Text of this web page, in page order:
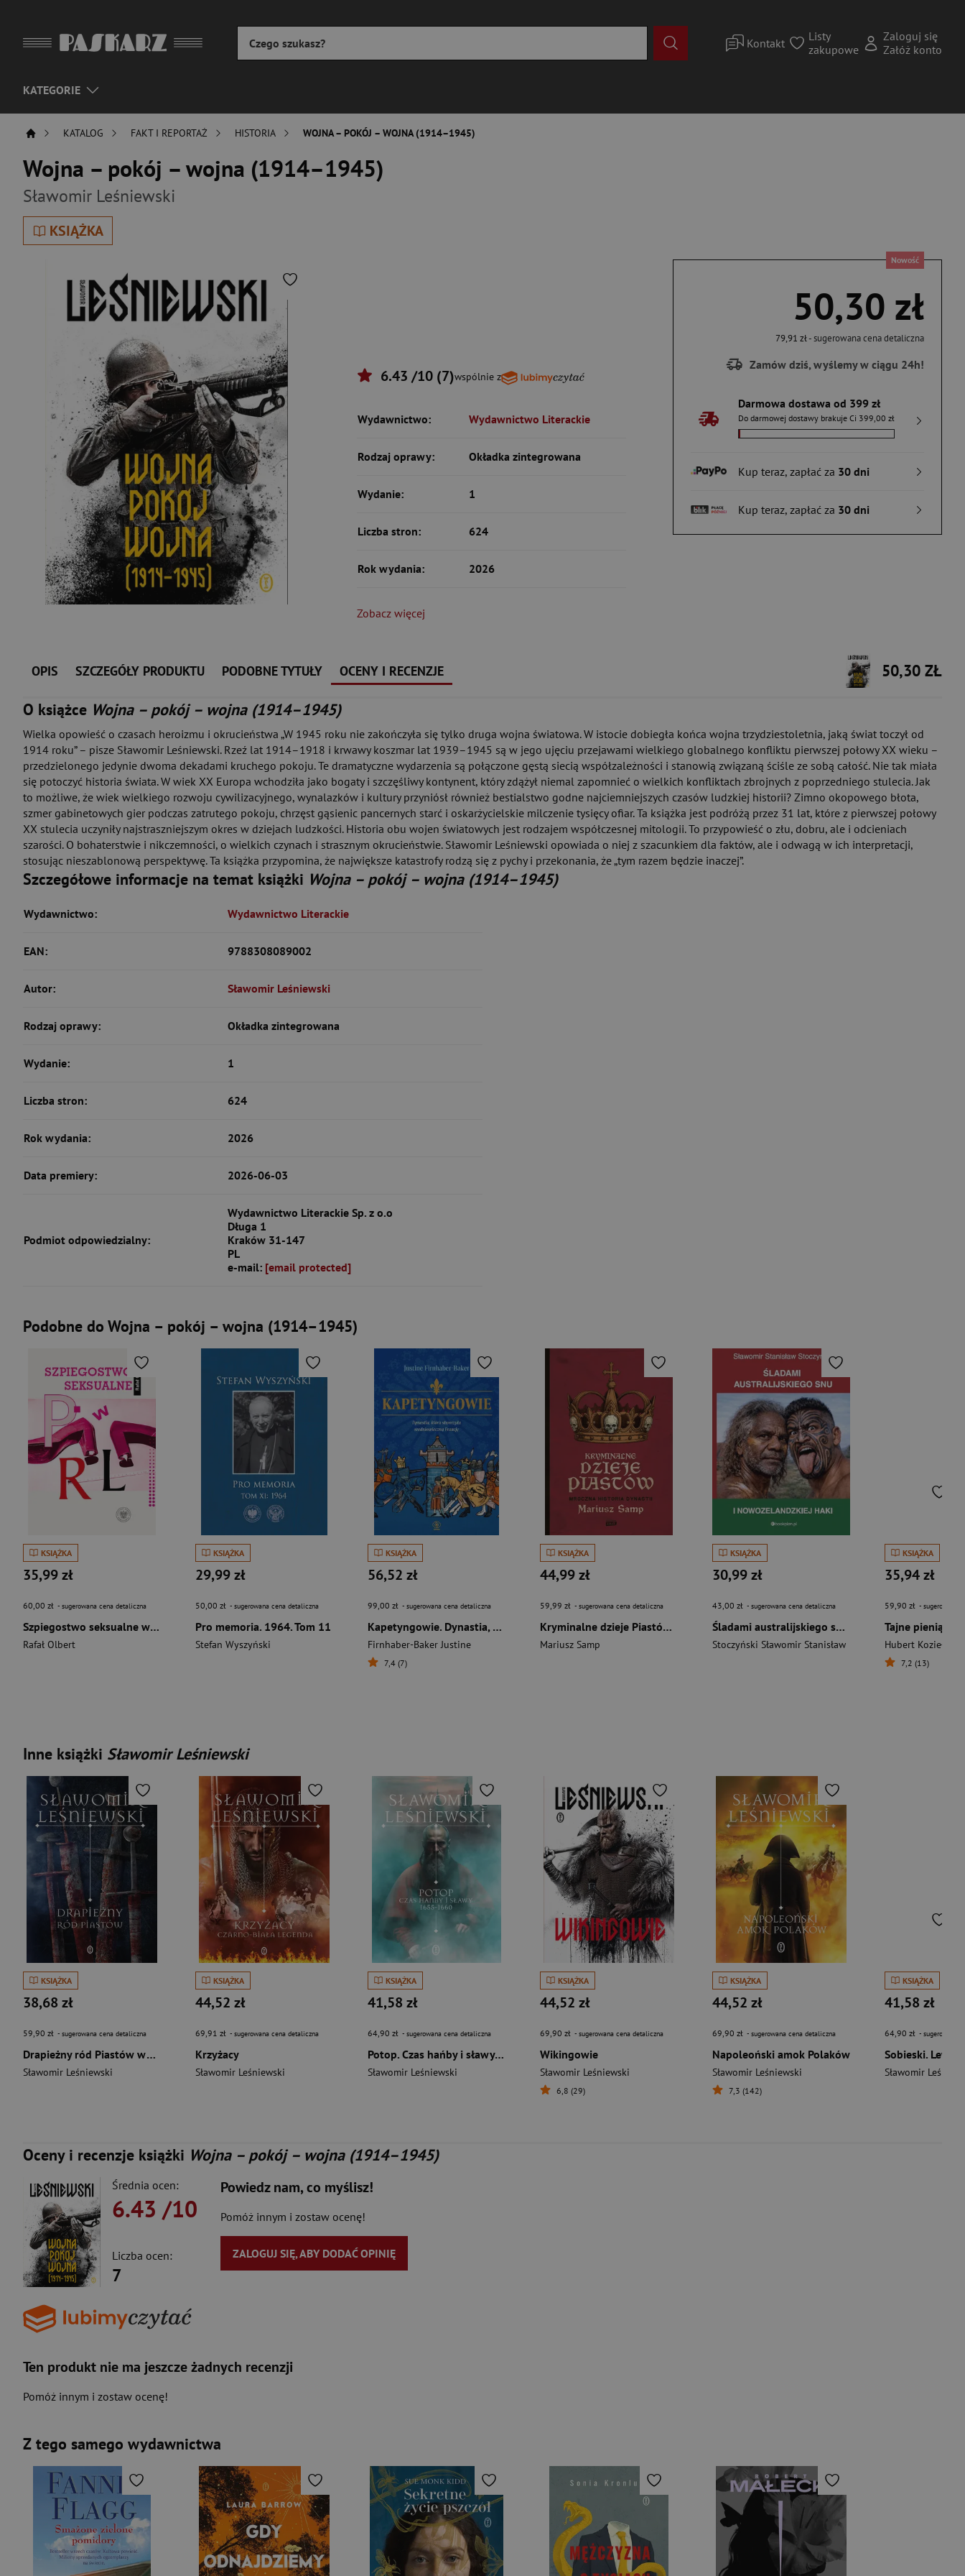
Kontakt
Listy
zakupowe
Zaloguj się
Załóż konto
KATEGORIE
KATALOG FAKT I REPORTAŻ HISTORIA WOJNA – POKÓJ – WOJNA (1914–1945)
Wojna – pokój – wojna (1914–1945)
Sławomir Leśniewski
KSIĄŻKA
Nowość
50,30 zł
79,91 zł- sugerowana cena detaliczna
Zamów dziś, wyślemy w ciągu 24h!
Darmowa dostawa od 399 zł
Do darmowej dostawy brakuje Ci 399,00 zł
Kup teraz, zapłać za 30 dni
Kup teraz, zapłać za 30 dni
6.43 /10 (7)wspólnie z
Wydawnictwo: Wydawnictwo Literackie
Rodzaj oprawy: Okładka zintegrowana
Wydanie: 1
Liczba stron: 624
Rok wydania: 2026
Zobacz więcej
OPIS SZCZEGÓŁY PRODUKTU PODOBNE TYTUŁY OCENY I RECENZJE
50,30 ZŁ
O książce Wojna – pokój – wojna (1914–1945)
Wielka opowieść o czasach heroizmu i okrucieństwa „W 1945 roku nie zakończyła się tylko druga wojna światowa. W istocie dobiegła końca wojna trzydziestoletnia, jaką świat toczył od
1914 roku” – pisze Sławomir Leśniewski. Rzeź lat 1914–1918 i krwawy koszmar lat 1939–1945 są w jego ujęciu przejawami wielkiego globalnego konfliktu pierwszej połowy XX wieku –
przedzielonego jedynie dwoma dekadami kruchego pokoju. Te dramatyczne wydarzenia są połączone gęstą siecią współzależności i stanowią związaną ściśle ze sobą całość. Nie tak miała
się potoczyć historia świata. W wiek XX Europa wchodziła jako bogaty i szczęśliwy kontynent, który zdążył niemal zapomnieć o wielkich konfliktach zbrojnych z poprzedniego stulecia. Jak
to możliwe, że wiek wielkiego rozwoju cywilizacyjnego, wynalazków i kultury przyniósł również bestialstwo godne najciemniejszych czasów ludzkiej historii? Zimno okopowego błota,
szmer gabinetowych gier podczas zatrutego pokoju, chrzęst gąsienic pancernych starć i oskarżycielskie milczenie tysięcy ofiar. Ta książka jest podróżą przez 31 lat, które z pierwszej połowy
XX stulecia uczyniły najstraszniejszym okres w dziejach ludzkości. Historia obu wojen światowych jest rodzajem współczesnej mitologii. To przypowieść o złu, dobru, ale i odcieniach
szarości. O bohaterstwie i nikczemności, o wielkich czynach i strasznym okrucieństwie. Sławomir Leśniewski opowiada o niej z szacunkiem dla faktów, ale i odwagą w ich interpretacji,
stosując nieszablonową perspektywę. Ta książka przypomina, że największe katastrofy rodzą się z pychy i przekonania, że „tym razem będzie inaczej”.
Szczegółowe informacje na temat książki Wojna – pokój – wojna (1914–1945)
Wydawnictwo: Wydawnictwo Literackie
EAN: 9788308089002
Autor: Sławomir Leśniewski
Rodzaj oprawy: Okładka zintegrowana
Wydanie: 1
Liczba stron: 624
Rok wydania: 2026
Data premiery: 2026-06-03
Podmiot odpowiedzialny:
Wydawnictwo Literackie Sp. z o.o
Długa 1
Kraków 31-147
PL
e-mail: [email protected]
Podobne do Wojna – pokój – wojna (1914–1945)
KSIĄŻKA
35,99 zł
60,00 zł - sugerowana cena detaliczna
Szpiegostwo seksualne w PRL. Wykorzystywanie materiałów kompromitujących do prób werbunku dyplomatów zagranicznych przez SB
Rafał Olbert
KSIĄŻKA
29,99 zł
50,00 zł - sugerowana cena detaliczna
Pro memoria. 1964. Tom 11
Stefan Wyszyński
KSIĄŻKA
56,52 zł
99,00 zł - sugerowana cena detaliczna
Kapetyngowie. Dynastia, która stworzyła średniowieczną Francję
Firnhaber-Baker Justine
7,4 (7)
KSIĄŻKA
44,99 zł
59,99 zł - sugerowana cena detaliczna
Kryminalne dzieje Piastów. Mroczna historia dynastii
Mariusz Samp
KSIĄŻKA
30,99 zł
43,00 zł - sugerowana cena detaliczna
Śladami australijskiego snu i nowozelandzkiej haki
Stoczyński Sławomir Stanisław
KSIĄŻKA
35,94 zł
59,90 zł - sugerowana
Tajne
Hubert Kozieł
7,2 (13)
Inne książki Sławomir Leśniewski
KSIĄŻKA
38,68 zł
59,90 zł - sugerowana cena detaliczna
Drapieżny ród Piastów wyd. 2
Sławomir Leśniewski
KSIĄŻKA
44,52 zł
69,91 zł - sugerowana cena detaliczna
Krzyżacy
Sławomir Leśniewski
KSIĄŻKA
41,58 zł
64,90 zł - sugerowana cena detaliczna
Potop. Czas hańby i sławy 1655-1660 wyd. 2025
Sławomir Leśniewski
KSIĄŻKA
44,52 zł
69,90 zł - sugerowana cena detaliczna
Wikingowie
Sławomir Leśniewski
6,8 (29)
KSIĄŻKA
44,52 zł
69,90 zł - sugerowana cena detaliczna
Napoleoński amok Polaków
Sławomir Leśniewski
7,3 (142)
KSIĄŻKA
41,58 zł
64,90 zł - sugerowana
Sławomir
Oceny i recenzje książki Wojna – pokój – wojna (1914–1945)
Średnia ocen:
6.43 /10
Liczba ocen:
7
Powiedz nam, co myślisz!
Pomóż innym i zostaw ocenę!
ZALOGUJ SIĘ, ABY DODAĆ OPINIĘ
Ten produkt nie ma jeszcze żadnych recenzji
Pomóż innym i zostaw ocenę!
Z tego samego wydawnictwa